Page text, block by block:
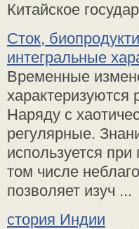
Китайское
Сток,
интегральные
Временные
характеризуются
Наряду с
регулярные.
используется
том числе
позволяет изуч ...
стория Индии